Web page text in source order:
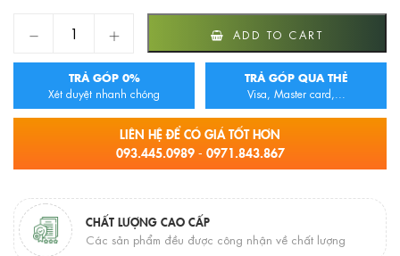
VÒI RỬA CẢM ỨNG LAVABO A912 quantity
ADD TO CART
TRẢ GÓP 0%
Xét duyệt nhanh chóng
TRẢ GÓP QUA THẺ
Visa, Master card,...
LIÊN HỆ ĐỂ CÓ GIÁ TỐT HƠN
093.445.0989 - 0971.843.867
CHẤT LƯỢNG CAO CẤP
Các sản phẩm đều được công nhận về chất lượng